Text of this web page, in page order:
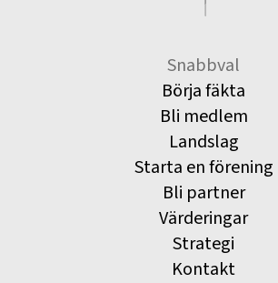
Snabbval
Börja fäkta
Bli medlem
Landslag
Starta en förening
Bli partner
Värderingar
Strategi
Kontakt